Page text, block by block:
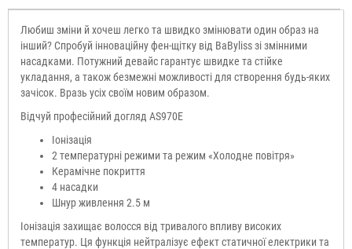
Любиш зміни й хочеш легко та швидко змінювати один образ на
інший? Спробуй інноваційну фен-щітку від BaByliss зі змінними
насадками. Потужний девайс гарантує швидке та стійке
укладання, а також безмежні можливості для створення будь-яких
зачісок. Вразь усіх своїм новим образом.
Відчуй професійний догляд AS970E
Іонізація
2 температурні режими та режим «Холодне повітря»
Керамічне покриття
4 насадки
Шнур живлення 2.5 м
Іонізація захищає волосся від тривалого впливу високих
температур. Ця функція нейтралізує ефект статичної електрики та